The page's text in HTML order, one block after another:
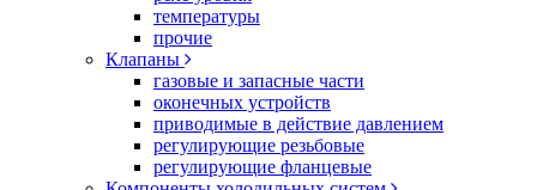
температуры
прочие
Клапаны
газовые и запасные части
оконечных устройств
приводимые в действие давлением
регулирующие резьбовые
регулирующие фланцевые